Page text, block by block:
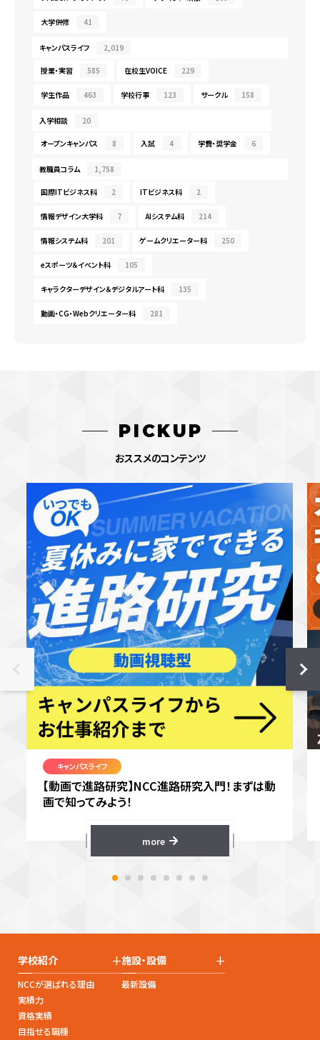
大学併修 41
キャンパスライフ 2,019
授業・実習 585 在校生VOICE 229
学生作品 463 学校行事 123 サークル 158
入学相談 20
オープンキャンパス 8 入試 4 学費・奨学金 6
教職員コラム 1,758
国際ITビジネス科 2 ITビジネス科 2
情報デザイン大学科 7 AIシステム科 214
情報システム科 201 ゲームクリエーター科 250
eスポーツ＆イベント科 105
キャラクターデザイン＆デジタルアート科 135
動画・CG・Webクリエーター科 281
PICKUP
おススメのコンテンツ
キャンパスライフ
【動画で進路研究】NCC進路研究入門！まずは動
画で知ってみよう！
more
学校紹介 +
NCCが選ばれる理由
実績力
資格実績
目指せる職種
施設・設備 +
最新設備